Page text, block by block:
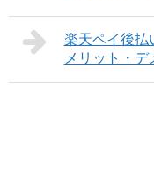
楽天ペイ後払
メリット・デ